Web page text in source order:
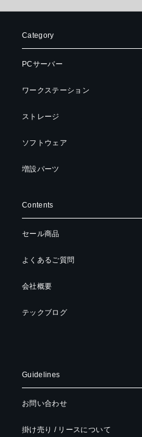
Category
PCサーバー
ワークステーション
ストレージ
ソフトウェア
増設パーツ
Contents
セール商品
よくあるご質問
会社概要
テックブログ
Guidelines
お問い合わせ
掛け売り / リースについて